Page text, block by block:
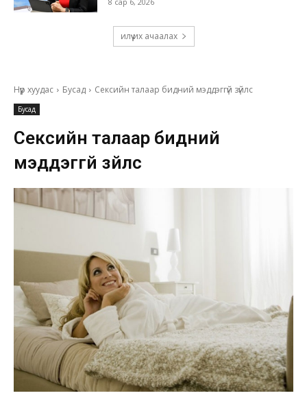
илүү их ачаалах